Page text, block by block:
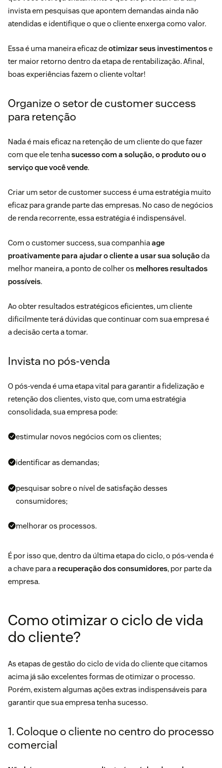
invista em pesquisas que apontem demandas ainda não
atendidas e identifique o que o cliente enxerga como valor.
Essa é uma maneira eficaz deotimizar seus investimentose
ter maior retorno dentro da etapa de rentabilização. Afinal,
boas experiências fazem o cliente voltar!
Organize o setor de customer success
para retenção
Nada é mais eficaz na retenção de um cliente do que fazer
com que ele tenhasucesso com a solução, o produto ou o
serviço que você vende.
Criar um setor decustomer success é uma estratégia muito
eficaz para grande parte das empresas. No caso de negócios
de renda recorrente, essa estratégia é indispensável.
Com o customer success, sua companhiaage
proativamente para ajudar o cliente a usar sua soluçãoda
melhor maneira, a ponto de colher os melhores resultados
possíveis.
Ao obter resultados estratégicos eficientes, um cliente
dificilmente terá dúvidas que continuar com sua empresa é
a decisão certa a tomar.
Invista no pós-venda
O pós-venda é uma etapa vital para garantir a fidelização e
retenção dos clientes, visto que, com uma estratégia
consolidada, sua empresa pode:
estimular novos negócios com os clientes;
identificar as demandas;
pesquisar sobre o nível de satisfação desses
consumidores;
melhorar os processos.
É por isso que, dentro da última etapa do ciclo, o pós-venda é
a chave para a recuperação dos consumidores, por parte da
empresa.
Como otimizar o ciclo de vida
do cliente?
As etapas de gestão do ciclo de vida do cliente que citamos
acima já são excelentes formas de otimizar o processo.
Porém, existem algumas ações extras indispensáveis para
garantir que sua empresa tenha sucesso.
1. Coloque o cliente no centro do processo
comercial